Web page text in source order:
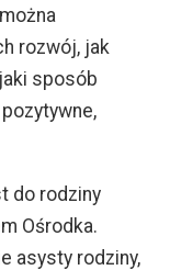
rozwój, jak
sposób
do rodziny
Ośrodka.
asysty rodziny,